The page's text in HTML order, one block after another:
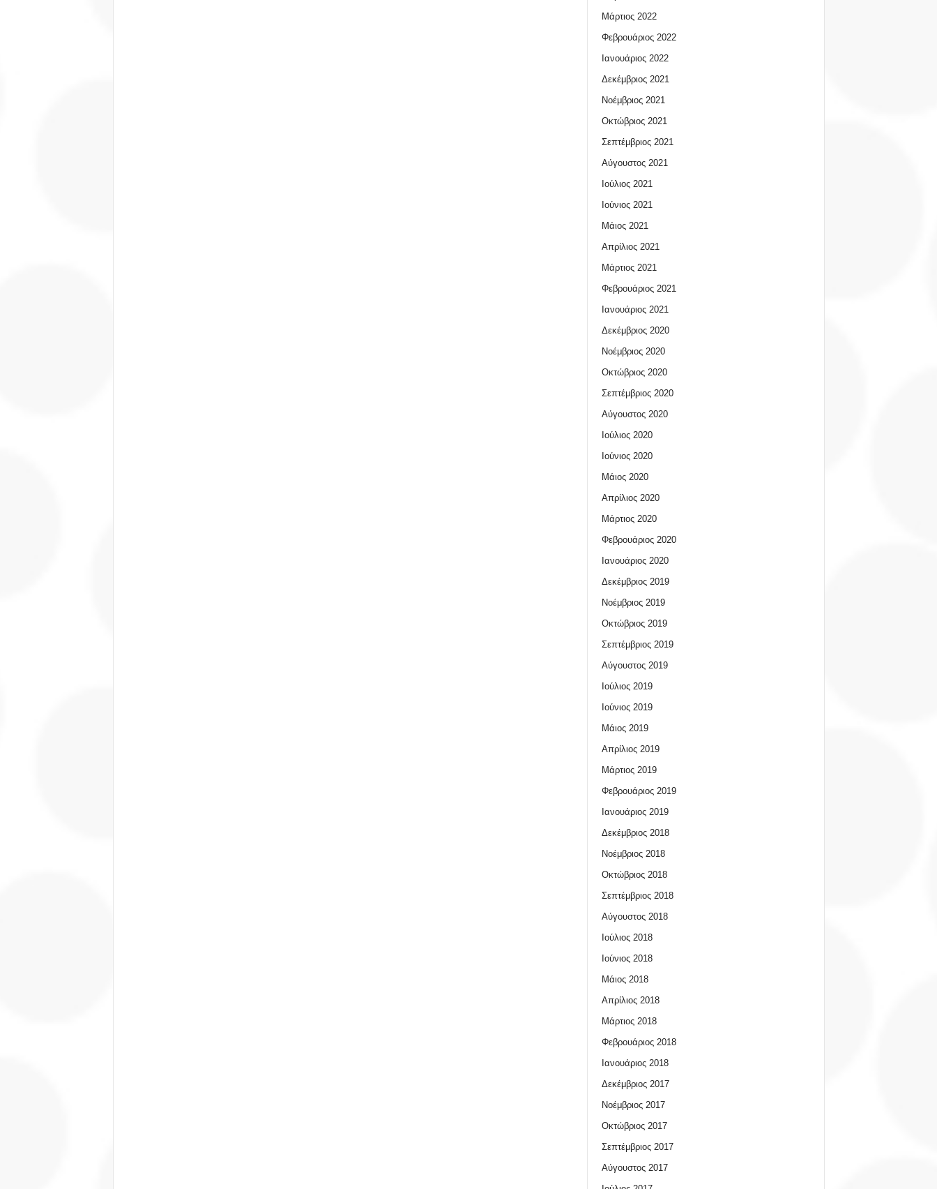
Μάρτιος 2022
Φεβρουάριος 2022
Ιανουάριος 2022
Δεκέμβριος 2021
Νοέμβριος 2021
Οκτώβριος 2021
Σεπτέμβριος 2021
Αύγουστος 2021
Ιούλιος 2021
Ιούνιος 2021
Μάιος 2021
Απρίλιος 2021
Μάρτιος 2021
Φεβρουάριος 2021
Ιανουάριος 2021
Δεκέμβριος 2020
Νοέμβριος 2020
Οκτώβριος 2020
Σεπτέμβριος 2020
Αύγουστος 2020
Ιούλιος 2020
Ιούνιος 2020
Μάιος 2020
Απρίλιος 2020
Μάρτιος 2020
Φεβρουάριος 2020
Ιανουάριος 2020
Δεκέμβριος 2019
Νοέμβριος 2019
Οκτώβριος 2019
Σεπτέμβριος 2019
Αύγουστος 2019
Ιούλιος 2019
Ιούνιος 2019
Μάιος 2019
Απρίλιος 2019
Μάρτιος 2019
Φεβρουάριος 2019
Ιανουάριος 2019
Δεκέμβριος 2018
Νοέμβριος 2018
Οκτώβριος 2018
Σεπτέμβριος 2018
Αύγουστος 2018
Ιούλιος 2018
Ιούνιος 2018
Μάιος 2018
Απρίλιος 2018
Μάρτιος 2018
Φεβρουάριος 2018
Ιανουάριος 2018
Δεκέμβριος 2017
Νοέμβριος 2017
Οκτώβριος 2017
Σεπτέμβριος 2017
Αύγουστος 2017